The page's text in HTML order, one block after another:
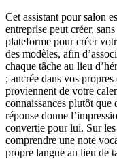
Cet assistant pour salon
entreprise peut créer,
plateforme pour créer
des modèles, afin
chaque tâche au lieu
; ancrée dans vos
proviennent de votre
connaissances plutôt que
réponse donne
convertie pour lui. Sur
comprendre une note
propre langue au lieu de